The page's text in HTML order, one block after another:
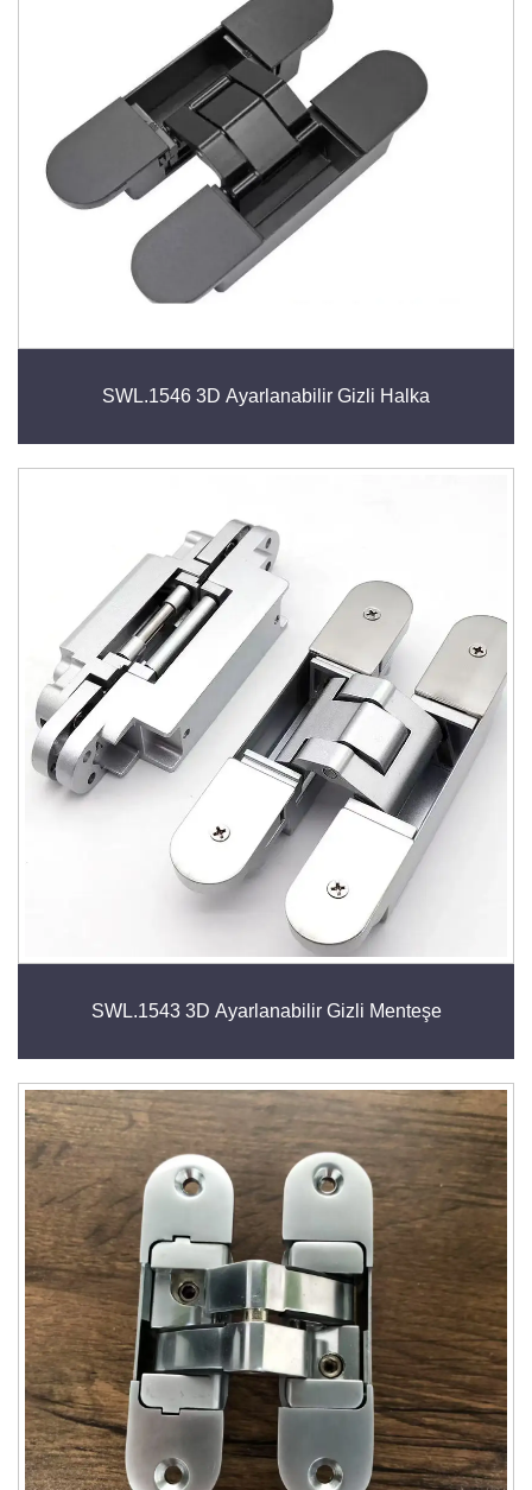
SWL.1546 3D Ayarlanabilir Gizli Halka
SWL.1543 3D Ayarlanabilir Gizli Menteşe